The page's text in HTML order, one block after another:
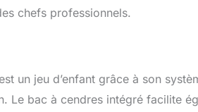
chefs professionnels.
un jeu d’enfant grâce à son
Le bac à cendres intégré facilite